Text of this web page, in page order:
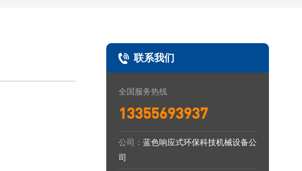
联系我们
全国服务热线
13355693937
公司： 蓝色响应式环保科技机械设备公
司